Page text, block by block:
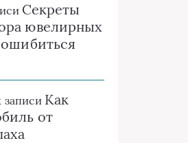
Секреты
ювелирных
записи Как
от